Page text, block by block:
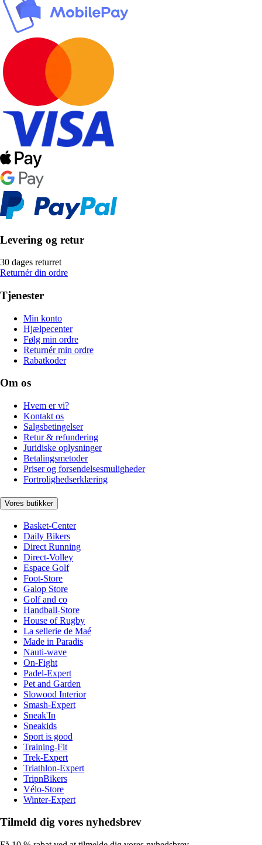
Levering og retur
30 dages returret
Returnér din ordre
Tjenester
Min konto
Hjælpecenter
Følg min ordre
Returnér min ordre
Rabatkoder
Om os
Hvem er vi?
Kontakt os
Salgsbetingelser
Retur & refundering
Juridiske oplysninger
Betalingsmetoder
Priser og forsendelsesmuligheder
Fortrolighedserklæring
Vores butikker
Basket-Center
Daily Bikers
Direct Running
Direct-Volley
Espace Golf
Foot-Store
Galop Store
Golf and co
Handball-Store
House of Rugby
La sellerie de Maé
Made in Paradis
Nauti-wave
On-Fight
Padel-Expert
Pet and Garden
Slowood Interior
Smash-Expert
Sneak'In
Sneakids
Sport is good
Training-Fit
Trek-Expert
Triathlon-Expert
TripnBikers
Vélo-Store
Winter-Expert
Tilmeld dig vores nyhedsbrev